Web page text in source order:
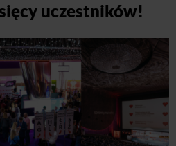
uczestników!